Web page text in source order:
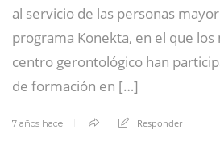
al servicio de las personas
programa Konekta, en el que
centro gerontológico han
de formación en […]
7 años hace Responder